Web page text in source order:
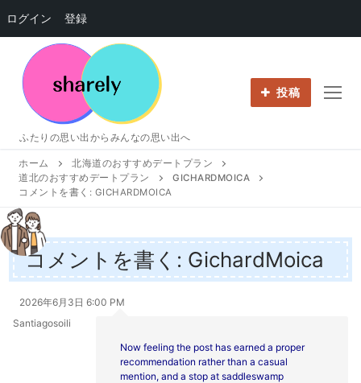
ログイン 登録
ッ
プ
ふたりの思い出からみんなの思い出へ
投稿
ホーム
北海道のおすすめデートプラン
道北のおすすめデートプラン
GICHARDMOICA
コメントを書く: GICHARDMOICA
コメントを書く: GichardMoica
2026年6月3日 6:00 PM
Santiagosoili
Now feeling the post has earned a proper
recommendation rather than a casual
mention, and a stop atsaddleswamp